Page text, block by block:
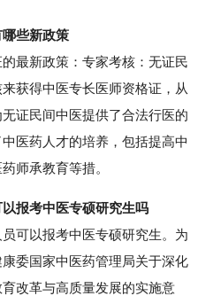
些新政策
新政策：专家考核：无证民
获得中医专长医师资格证，从
证民间中医提供了合法行医的
医药人才的培养，包括提高中
师承教育等措。
报考中医专硕研究生吗
以报考中医专硕研究生。为
委国家中医药管理局关于深化
改革与高质量发展的实施意